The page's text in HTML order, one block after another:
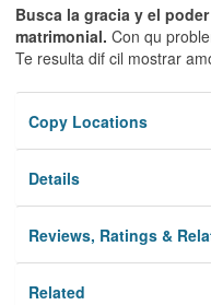
Busca la gracia y el
matrimonial. Con qu
Te resulta dif cil mostrar
Copy Locations
Details
Reviews, Ratings &
Related